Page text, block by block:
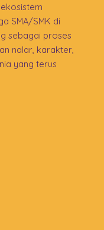
SMA/SMK di
sebagai proses
nalar, karakter,
yang terus